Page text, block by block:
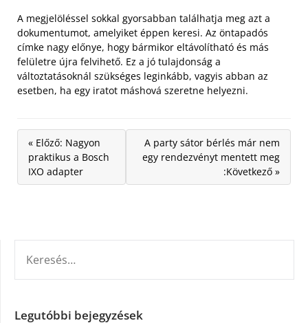
A megjelöléssel sokkal gyorsabban találhatja meg azt a
dokumentumot, amelyiket éppen keresi. Az öntapadós
címke nagy előnye, hogy bármikor eltávolítható és más
felületre újra felvihető. Ez a jó tulajdonság a
változtatásoknál szükséges leginkább, vagyis abban az
esetben, ha egy iratot máshová szeretne helyezni.
« Előző: Nagyon
praktikus a Bosch
IXO adapter
A party sátor bérlés már nem
egy rendezvényt mentett meg
:Következő »
Legutóbbi bejegyzések